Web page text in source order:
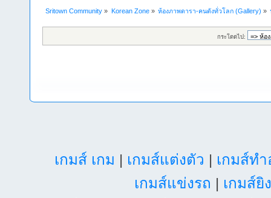
Sritown Community » Korean Zone» ห้องภาพดารา-คนดังทั่วโลก (Gallery) »
กระโดดไป:
เกมส์ เกม | เกมส์แต่งตัว | เกมส์ท
เกมส์แข่งรถ | เกมส์ยิ